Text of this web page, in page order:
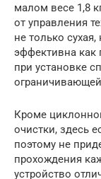
малом весе 1,8
от управления
не только
эффективна как
при установке
Кроме
очистки, здесь
поэтому не
прохождения
устройство